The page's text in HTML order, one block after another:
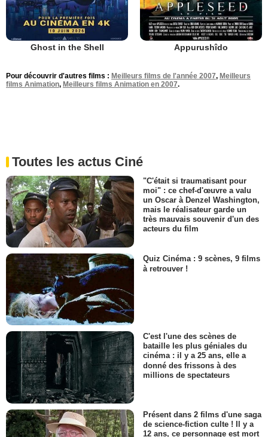
Ghost in the Shell Appurushîdo
Pour découvrir d'autres films : Meilleurs films de l'année 2007, Meilleurs
films Animation, Meilleurs films Animation en 2007.
Toutes les actus Ciné
"C'était si traumatisant pour
moi" : ce chef-d'œuvre a valu
un Oscar à Denzel Washington,
mais le réalisateur garde un
très mauvais souvenir d'un des
acteurs du film
Quiz Cinéma : 9 scènes, 9 films
à retrouver !
C'est l'une des scènes de
bataille les plus géniales du
cinéma : il y a 25 ans, elle a
donné des frissons à des
millions de spectateurs
Présent dans 2 films d'une saga
de science-fiction culte ! Il y a
12 ans, ce personnage est mort